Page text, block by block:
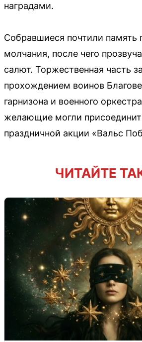
наградами.
Собравшиеся почтили память
молчания, после чего
салют. Торжественная часть
прохождением воинов
гарнизона и военного
желающие могли
праздничной акции «Вальс
ЧИТАЙТЕ